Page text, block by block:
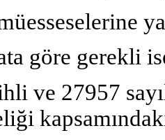
göre gerekli
ve 27957